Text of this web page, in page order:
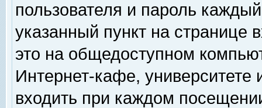
пользователя и пароль
указанный пункт на
это на общедоступном
Интернет-кафе, университете
входить при каждом